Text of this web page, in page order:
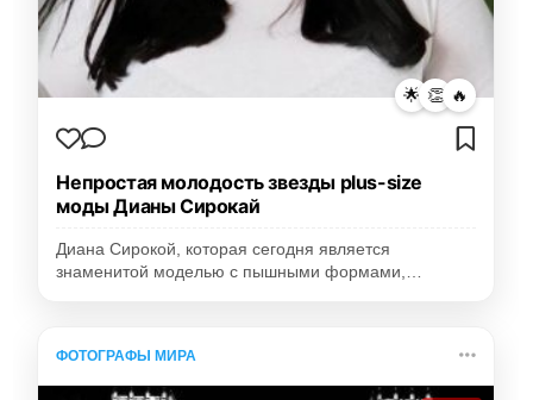
🌟 👏 🔥
Непростая молодость звезды plus-size
моды Дианы Сирокай
Диана Сирокой, которая сегодня является
знаменитой моделью с пышными формами,…
ФОТОГРАФЫ МИРА